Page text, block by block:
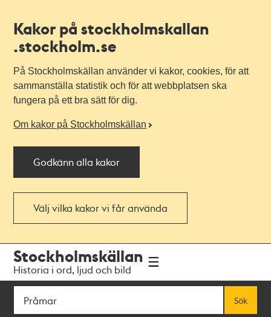
Kakor på stockholmskallan
.stockholm.se
På Stockholmskällan använder vi kakor, cookies, för att
sammanställa statistik och för att webbplatsen ska
fungera på ett bra sätt för dig.
Om kakor på Stockholmskällan
Godkänn alla kakor
Välj vilka kakor vi får använda
navigationen
huvudinnehållet
Stockholmskällan
Historia i ord, ljud och bild
Sök
Sök